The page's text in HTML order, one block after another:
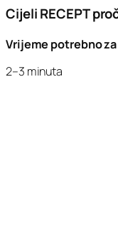
Cijeli RECEPT
Vrijeme potrebno
2–3 minuta